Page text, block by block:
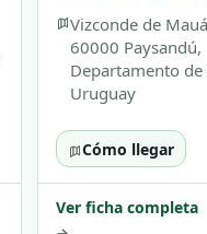
Vizconde de
60000 Paysandú,
Departamento de
Uruguay
Cómo llegar
Ver ficha completa